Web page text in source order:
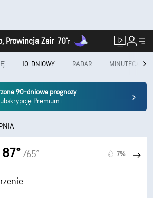
Prowincja Zair 70°F
10-DNIOWY RADAR MINUTECAST®
90-dniowe prognozy
Premium+
87° /65° 7%